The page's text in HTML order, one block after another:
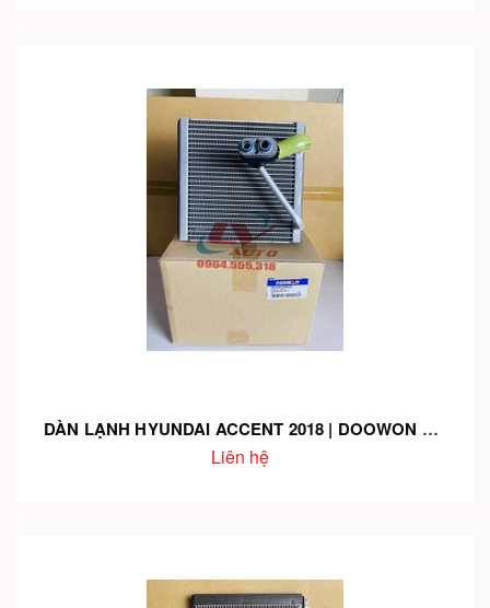
DÀN LẠNH HYUNDAI ACCENT 2018 | DOOWON – MÃ 97139-H8000 – LÀM LẠNH NHANH – LẮP CHUẨN – CHÍNH HÃNG
Liên hệ